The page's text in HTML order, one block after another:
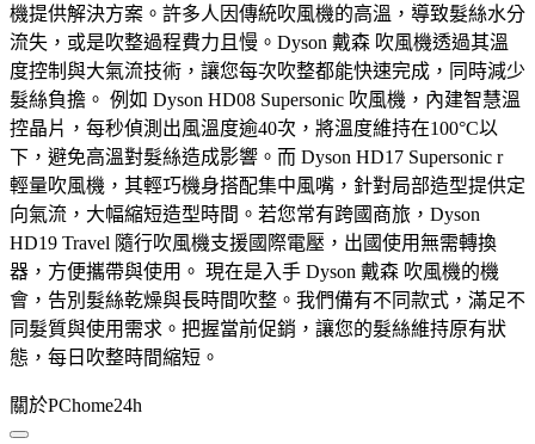
機提供解決方案。許多人因傳統吹風機的高溫，導致髮絲水分
流失，或是吹整過程費力且慢。Dyson 戴森 吹風機透過其溫
度控制與大氣流技術，讓您每次吹整都能快速完成，同時減少
髮絲負擔。 例如 Dyson HD08 Supersonic 吹風機，內建智慧溫
控晶片，每秒偵測出風溫度逾40次，將溫度維持在100°C以
下，避免高溫對髮絲造成影響。而 Dyson HD17 Supersonic r
輕量吹風機，其輕巧機身搭配集中風嘴，針對局部造型提供定
向氣流，大幅縮短造型時間。若您常有跨國商旅，Dyson
HD19 Travel 隨行吹風機支援國際電壓，出國使用無需轉換
器，方便攜帶與使用。 現在是入手 Dyson 戴森 吹風機的機
會，告別髮絲乾燥與長時間吹整。我們備有不同款式，滿足不
同髮質與使用需求。把握當前促銷，讓您的髮絲維持原有狀
態，每日吹整時間縮短。
關於PChome24h